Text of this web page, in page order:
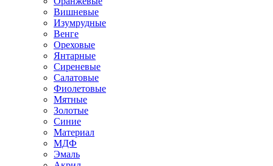
Вишневые
Изумрудные
Венге
Ореховые
Янтарные
Сиреневые
Салатовые
Фиолетовые
Мятные
Золотые
Синие
Материал
МДФ
Эмаль